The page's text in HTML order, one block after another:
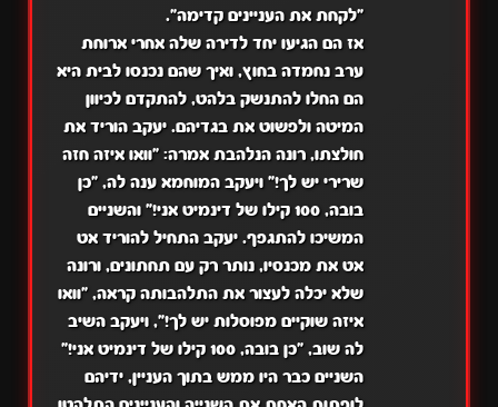
"לקחת את העניינים קדימה".
אז הם הגיעו יחד לדירה שלה אחרי ארוחת
ערב נחמדה בחוץ, ואיך שהם נכנסו לבית היא
הם החלו להתנשק בלהט, להתקדם לכיוון
המיטה ולפשוט את בגדיהם. יעקב הוריד את
חולצתו, רונה הנלהבת אמרה: "וואו איזה חזה
שרירי יש לך!" ויעקב המוחמא ענה לה, "כן
בובה, 100 קילו של דינמיט אני!" והשניים
המשיכו להתגפף. יעקב התחיל להוריד אט
אט את מכנסיו, נותר רק עם תחתונים, ורונה
שלא יכלה לעצור את התלהבותה קראה, "וואו
איזה שוקיים מפוסלות יש לך!", ויעקב השיב
לה שוב, "כן בובה, 100 קילו של דינמיט אני!"
השניים כבר היו ממש בתוך העניין, ידיהם